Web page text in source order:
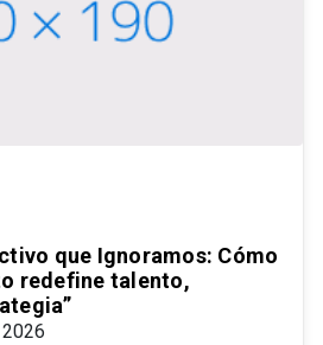
que Ignoramos: Cómo
redefine talento,